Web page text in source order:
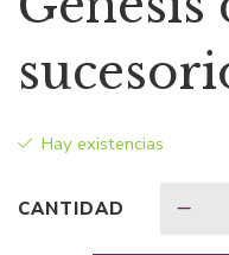
original
era:
$85,35.
Hay existencias
CANTIDAD